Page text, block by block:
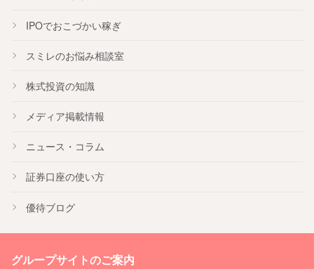
IPOでおこづかい稼ぎ
スミレのお悩み相談室
株式投資の知識
メディア掲載情報
ニュース・コラム
証券口座の使い方
優待ブログ
グループサイトのご案内